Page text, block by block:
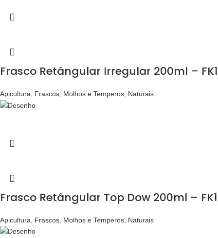
Frasco Retângular Irregular 200ml –
Apicultura, Frascos, Molhos e Temperos, Naturais
Frasco Retângular Top Dow 200ml –
Apicultura Frascos Molhos e Temperos Naturais